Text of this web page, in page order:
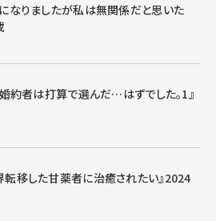
なりましたが私は無関係だと思いた
婚約者は打算で選んだ…はずでした。1』
移した甘薬者に治癒されたい』2024